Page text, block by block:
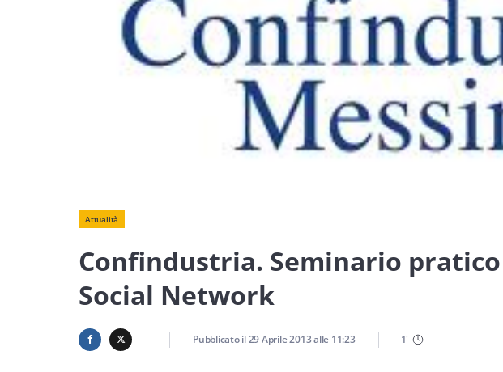
Attualità
Confindustria. Seminario
Social Network
Pubblicato il29 Aprile 2013alle 11:23 1'